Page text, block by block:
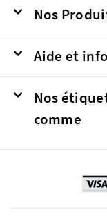
Nos
Aide et
Nos
comme